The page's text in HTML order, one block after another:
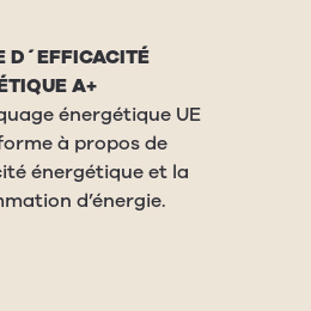
D´EFFICACITÉ
A+
énergétique UE
à propos de
énergétique et la
d’énergie.